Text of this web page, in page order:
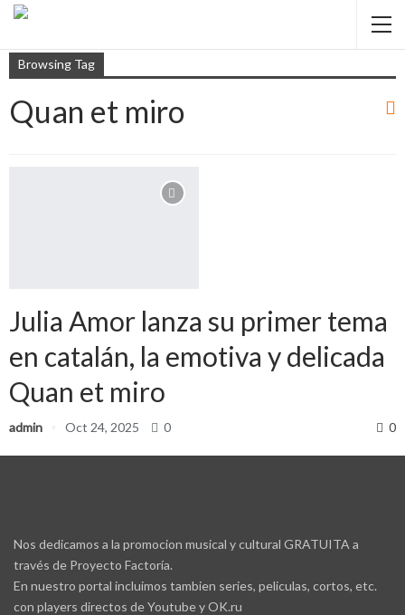
Browsing Tag
Quan et miro
Julia Amor lanza su primer tema
en catalán, la emotiva y delicada
Quan et miro
admin Oct 24, 2025 0 0
Nos dedicamos a la promocion musical y cultural GRATUITA a
través de Proyecto Factoría.
En nuestro portal incluimos tambien series, peliculas, cortos, etc.
con players directos de Youtube y OK.ru